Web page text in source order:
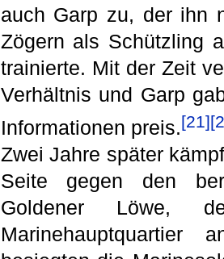
auch Garp zu, der ihn
Zögern als Schützling
trainierte. Mit der Zeit
Verhältnis und Garp
Informationen preis.[21]
Zwei Jahre später
Seite gegen den
Goldener Löwe,
Marinehauptquartier